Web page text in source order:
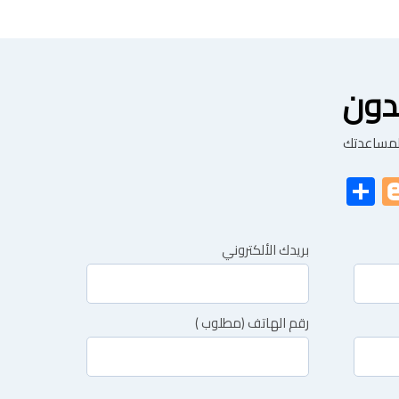
Blogger
بريدك الألكتروني
رقم الهاتف (مطلوب )